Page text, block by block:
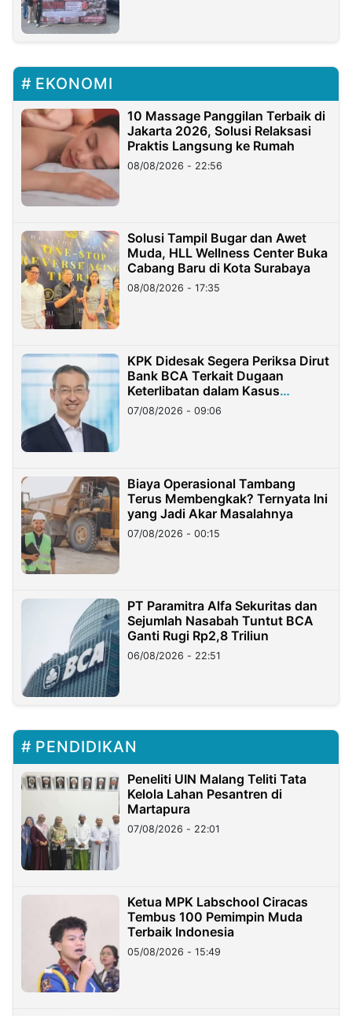
EKONOMI
10 Massage Panggilan Terbaik di
Jakarta 2026, Solusi Relaksasi
Praktis Langsung ke Rumah
08/08/2026 - 22:56
Solusi Tampil Bugar dan Awet
Muda, HLL Wellness Center Buka
Cabang Baru di Kota Surabaya
08/08/2026 - 17:35
KPK Didesak Segera Periksa Dirut
Bank BCA Terkait Dugaan
Keterlibatan dalam Kasus
Hilangnya Dana Nasabah Rp2,58
Miliar
07/08/2026 - 09:06
Biaya Operasional Tambang
Terus Membengkak? Ternyata Ini
yang Jadi Akar Masalahnya
07/08/2026 - 00:15
PT Paramitra Alfa Sekuritas dan
Sejumlah Nasabah Tuntut BCA
Ganti Rugi Rp2,8 Triliun
06/08/2026 - 22:51
PENDIDIKAN
Peneliti UIN Malang Teliti Tata
Kelola Lahan Pesantren di
Martapura
07/08/2026 - 22:01
Ketua MPK Labschool Ciracas
Tembus 100 Pemimpin Muda
Terbaik Indonesia
05/08/2026 - 15:49